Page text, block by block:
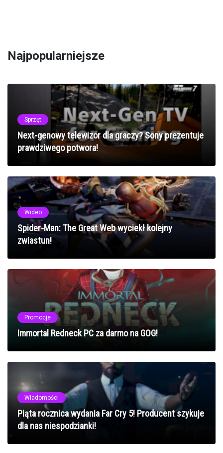
Najpopularniejsze
Sprzęt
Next-genowy telewizor dla graczy? Sony prezentuje
prawdziwego potwora!
Wideo
Spider-Man: The Great Web wyciekł kolejny
zwiastun!
Promocje
Immortal Redneck PC za darmo na GOG!
Wiadomości
Piąta rocznica wydania Far Cry 5! Producent szykuje
dla nas niespodzianki!